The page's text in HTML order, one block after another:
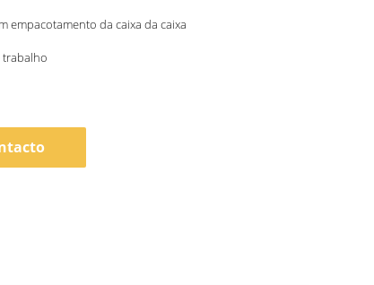
empacotamento da caixa da caixa
trabalho